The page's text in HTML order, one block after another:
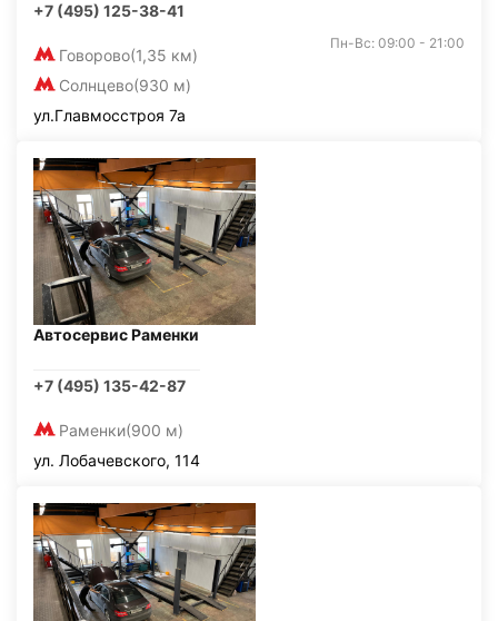
+7 (495) 125-38-41
Говорово(1,35 км)
Солнцево(930 м)
Пн-Вс: 09:00 - 21:00
ул.Главмосстроя 7а
Автосервис Раменки
+7 (495) 135-42-87
Раменки(900 м)
ул. Лобачевского, 114